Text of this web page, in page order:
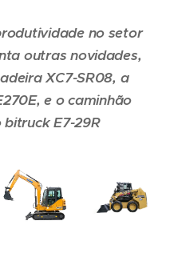
no setor
outras novidades,
XC7-SR08, a
e o caminhão
E7-29R